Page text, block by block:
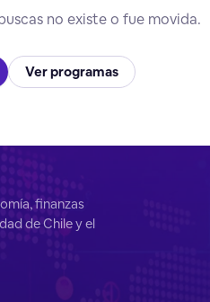
no existe o fue movida.
Ver programas
finanzas
de Chile y el